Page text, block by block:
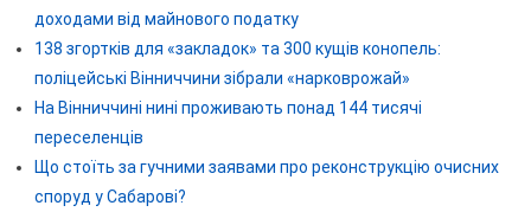
доходами від майнового податку
138 згортків для «закладок» та 300 кущів конопель:
поліцейські Вінниччини зібрали «нарковрожай»
На Вінниччині нині проживають понад 144 тисячі
переселенців
Що стоїть за гучними заявами про реконструкцію очисних
споруд у Сабарові?